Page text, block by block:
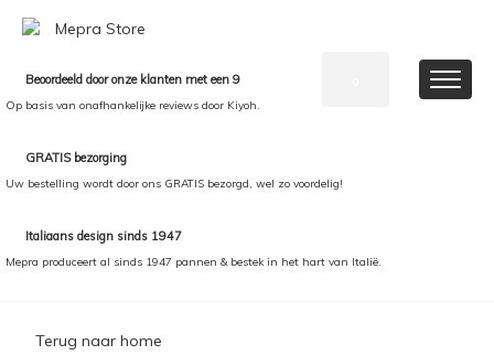
Beoordeeld door onze klanten met een 9
Op basis van onafhankelijke reviews door Kiyoh.
GRATIS bezorging
Uw bestelling wordt door ons GRATIS bezorgd, wel zo voordelig!
Italiaans design sinds 1947
Mepra produceert al sinds 1947 pannen & bestek in het hart van Italië.
Terug naar home